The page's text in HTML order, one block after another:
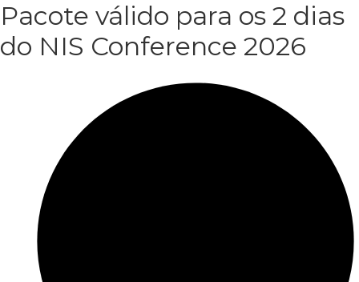
Pacote válido para os 2 dias
do NIS Conference 2026